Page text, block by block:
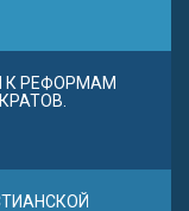
К РЕФОРМАМ